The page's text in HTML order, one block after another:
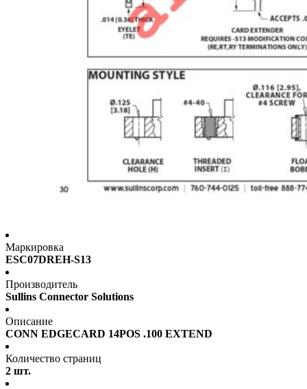
Маркировка
ESC07DREH-S13
Производитель
Sullins Connector Solutions
Описание
CONN EDGECARD 14POS .100 EXTEND
Количество страниц
2 шт.